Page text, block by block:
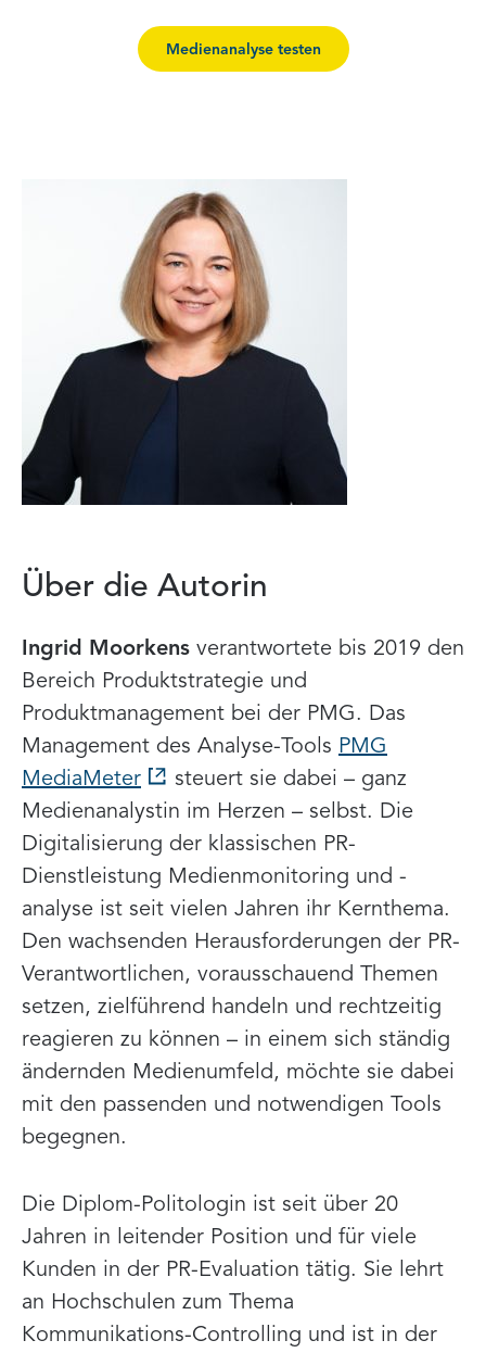
Medienanalyse testen
Über die Autorin
Ingrid Moorkens verantwortete bis 2019 den
Bereich Produktstrategie und
Produktmanagement bei der PMG. Das
Management des Analyse-Tools PMG
MediaMeter
steuert sie dabei – ganz
Medienanalystin im Herzen – selbst. Die
Digitalisierung der klassischen PR-
Dienstleistung Medienmonitoring und -
analyse ist seit vielen Jahren ihr Kernthema.
Den wachsenden Herausforderungen der PR-
Verantwortlichen, vorausschauend Themen
setzen, zielführend handeln und rechtzeitig
reagieren zu können – in einem sich ständig
ändernden Medienumfeld, möchte sie dabei
mit den passenden und notwendigen Tools
begegnen.
Die Diplom-Politologin ist seit über 20
Jahren in leitender Position und für viele
Kunden in der PR-Evaluation tätig. Sie lehrt
an Hochschulen zum Thema
Kommunikations-Controlling und ist in der